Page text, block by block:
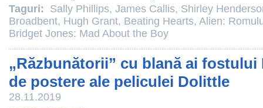
Taguri: Sally Phillips, James Callis, Shirley
Broadbent, Hugh Grant, Beating Hearts, Alien:
Bridget Jones: Mad About the Boy
„Răzbunătorii” cu blană ai fostului
de postere ale peliculei Dolittle
28.11.2019